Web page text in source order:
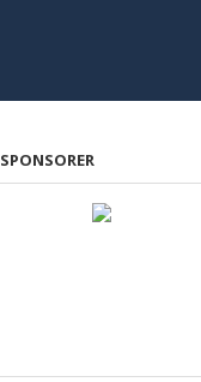
SPONSORER